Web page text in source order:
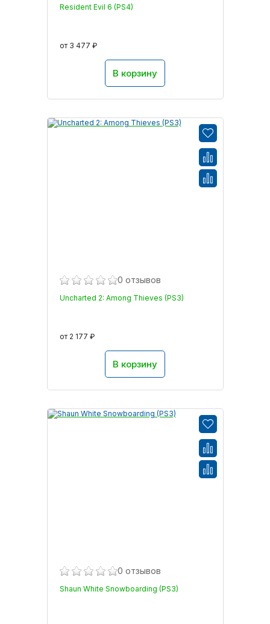
Resident Evil 6 (PS4)
от 3 477 ₽
В корзину
0 отзывов
Uncharted 2: Among Thieves (PS3)
от 2 177 ₽
В корзину
0 отзывов
Shaun White Snowboarding (PS3)